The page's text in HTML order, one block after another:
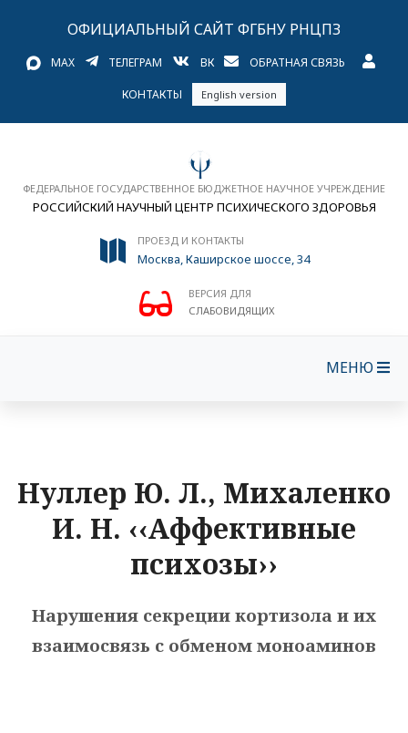
ОФИЦИАЛЬНЫЙ САЙТ ФГБНУ РНЦПЗ
MAX ТЕЛЕГРАМ ВК ОБРАТНАЯ СВЯЗЬ
КОНТАКТЫ English version
ФЕДЕРАЛЬНОЕ ГОСУДАРСТВЕННОЕ БЮДЖЕТНОЕ НАУЧНОЕ УЧРЕЖДЕНИЕ
РОССИЙСКИЙ НАУЧНЫЙ ЦЕНТР ПСИХИЧЕСКОГО ЗДОРОВЬЯ
ПРОЕЗД И КОНТАКТЫ
Москва, Каширское шоссе, 34
ВЕРСИЯ ДЛЯ
СЛАБОВИДЯЩИХ
МЕНЮ
Нуллер Ю. Л., Михаленко
И. Н. ‹‹Аффективные
психозы››
Нарушения секреции кортизола и их
взаимосвязь с обменом моноаминов